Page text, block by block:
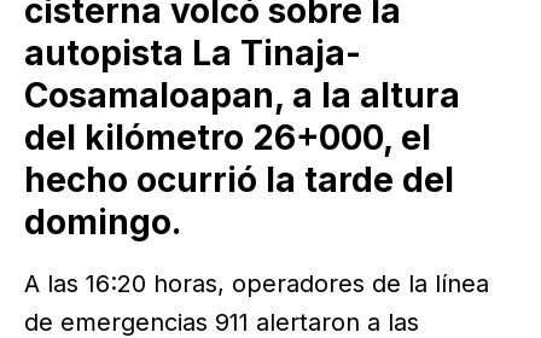
cisterna volcó sobre la
autopista La Tinaja-
Cosamaloapan, a la altura
del kilómetro 26+000, el
hecho ocurrió la tarde del
domingo.
A las 16:20 horas, operadores de la línea
de emergencias 911 alertaron a las